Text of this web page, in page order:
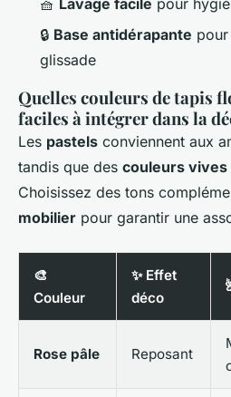
🧺 Lavage facile pour
🔒 Base antidérapante
glissade
Quelles couleurs de tapis
faciles à intégrer dans la
Les pastels conviennent aux
tandis que des couleurs vives
Choisissez des tons
mobilier pour garantir une
🎨
Couleur
✨ Effet
déco
Rose pâle Reposant